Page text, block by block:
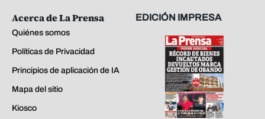
Acerca de La Prensa
Quiénes somos
Políticas de Privacidad
Principios de aplicación de IA
Mapa del sitio
Kiosco
EDICIÓN IMPRESA